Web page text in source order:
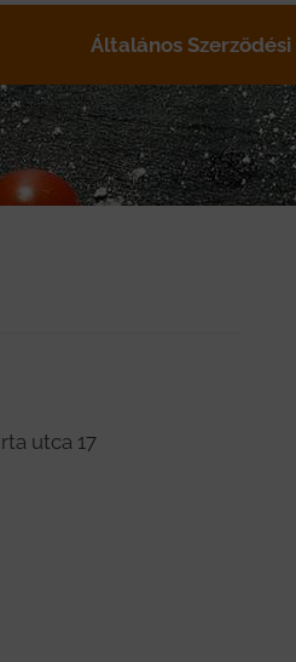
Általános
utca 17